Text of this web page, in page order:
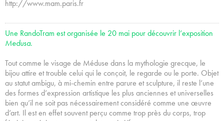
http://www.mam.paris.fr
Une RandoTram est organisée le 20 mai pour découvrir l’exposition
Medusa.
Tout comme le visage de Méduse dans la mythologie grecque, le
bijou attire et trouble celui qui le conçoit, le regarde ou le porte. Objet
au statut ambigu, à mi-chemin entre parure et sculpture, il reste l’une
des formes d’expression artistique les plus anciennes et universelles
bien qu’il ne soit pas nécessairement considéré comme une œuvre
d’art. Il est en effet souvent perçu comme trop près du corps, trop